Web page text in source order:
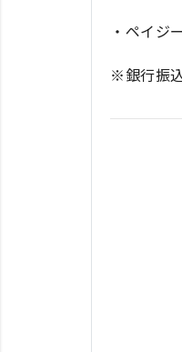
・ペイジ
※銀行振